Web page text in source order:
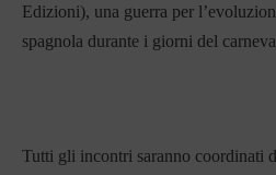
Edizioni), una guerra per
spagnola durante i giorni del
Tutti gli incontri saranno coordinati